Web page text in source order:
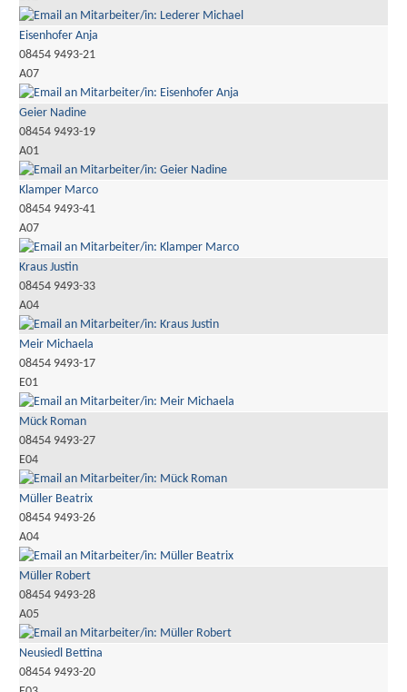
Eisenhofer Anja
08454 9493-21
A07
Geier Nadine
08454 9493-19
A01
Klamper Marco
08454 9493-41
A07
Kraus Justin
08454 9493-33
A04
Meir Michaela
08454 9493-17
E01
Mück Roman
08454 9493-27
E04
Müller Beatrix
08454 9493-26
A04
Müller Robert
08454 9493-28
A05
Neusiedl Bettina
08454 9493-20